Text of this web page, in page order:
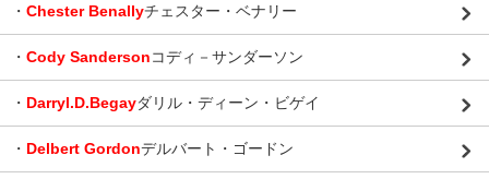
・ Chester Benallyチェスター・ベナリー
・ Cody Sandersonコディ－サンダーソン
・ Darryl.D.Begayダリル・ディーン・ビゲイ
・ Delbert Gordonデルバート・ゴードン